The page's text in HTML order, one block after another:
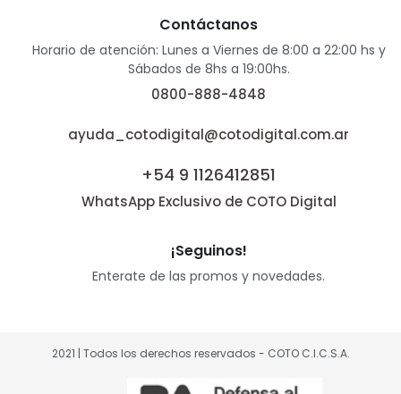
Contáctanos
Horario de atención: Lunes a Viernes de 8:00 a 22:00 hs y
Sábados de 8hs a 19:00hs.
0800-888-4848
ayuda_cotodigital@cotodigital.com.ar
+54 9 1126412851
WhatsApp Exclusivo de COTO Digital
¡Seguinos!
Enterate de las promos y novedades.
2021 | Todos los derechos reservados - COTO C.I.C.S.A.